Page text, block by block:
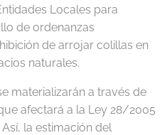
Locales para
de ordenanzas
de arrojar colillas en
naturales.
materializarán a través de
afectará a la Ley 28/2005
la estimación del